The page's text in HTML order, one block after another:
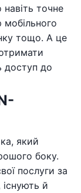
точне
тощо. А це
доступ до
який
боку.
послуги за
й